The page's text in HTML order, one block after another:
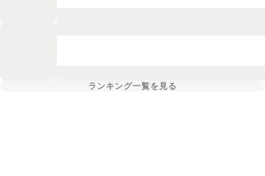
ランキング一覧を見る